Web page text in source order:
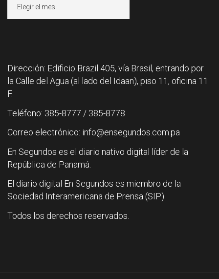
Dirección: Edificio Brazil 405, vía Brasil, entrando por
la Calle del Agua (al lado del Idaan), piso 11, oficina 11
F.
Teléfono: 385-8777 / 385-8778
Correo electrónico: info@ensegundos.com.pa
En Segundos es el diario nativo digital líder de la
República de Panamá.
El diario digital En Segundos es miembro de la
Sociedad Interamericana de Prensa (SIP).
Todos los derechos reservados.